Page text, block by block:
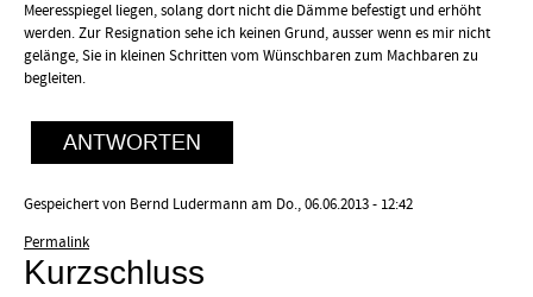
Meeresspiegel liegen, solang dort nicht die Dämme befestigt und erhöht
werden. Zur Resignation sehe ich keinen Grund, ausser wenn es mir nicht
gelänge, Sie in kleinen Schritten vom Wünschbaren zum Machbaren zu
begleiten.
ANTWORTEN
Gespeichert von Bernd Ludermannam Do., 06.06.2013 - 12:42
Permalink
Kurzschluss